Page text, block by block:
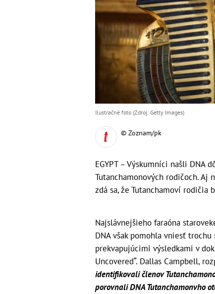
Ilustračné foto (Zdroj: Getty Images)
© Zoznam/pk
EGYPT – Výskumníci našli DNA
Tutanchamonových rodičoch.
zdá sa, že Tutanchamoví rodičia
Najslávnejšieho faraóna
DNA však pomohla vniesť
prekvapujúcimi výsledkami v
Uncovered“. Dallas Campbell,
identifikovali členov
porovnali DNA Tutanchamonvho